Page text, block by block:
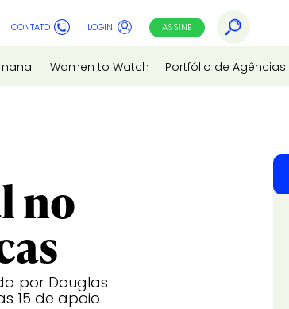
CONTATO LOGIN ASSINE
Women to Watch Portfólio de Agências
no
por Douglas
15 de apoio